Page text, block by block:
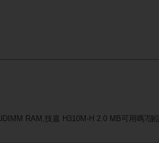
RAM,技嘉 H310M-H 2.0 MB可用嗎?謝